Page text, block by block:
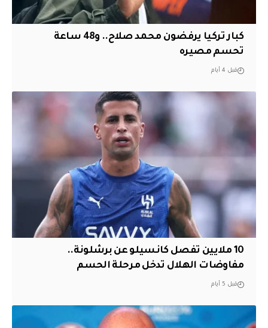
كبار تركيا يرفضون محمد صلاح.. و48 ساعة
تحسم مصيره
قبل 4 أيام
10 ملايين تفصل كانسيلو عن برشلونة..
مفاوضات الهلال تدخل مرحلة الحسم
قبل 5 أيام